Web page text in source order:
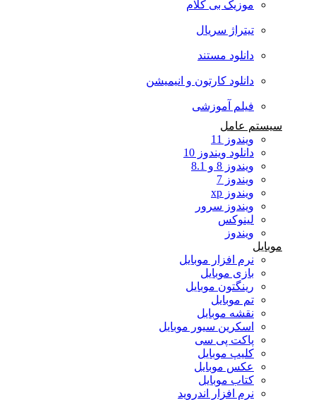
موزیک بی کلام
تیتراژ سریال
دانلود مستند
دانلود کارتون و انیمیشن
فیلم آموزشی
سیستم عامل
ویندوز 11
دانلود ویندوز 10
ویندوز 8 و 8.1
ویندوز 7
ویندوز xp
ویندوز سرور
لینوکس
ویندوز
موبایل
نرم افزار موبایل
بازی موبایل
رینگتون موبایل
تم موبایل
نقشه موبایل
اسکرین سیور موبایل
پاکت پی سی
کلیپ موبایل
عکس موبایل
کتاب موبایل
نرم افزار اندروید